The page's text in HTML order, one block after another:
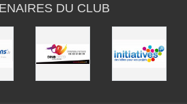
DU CLUB